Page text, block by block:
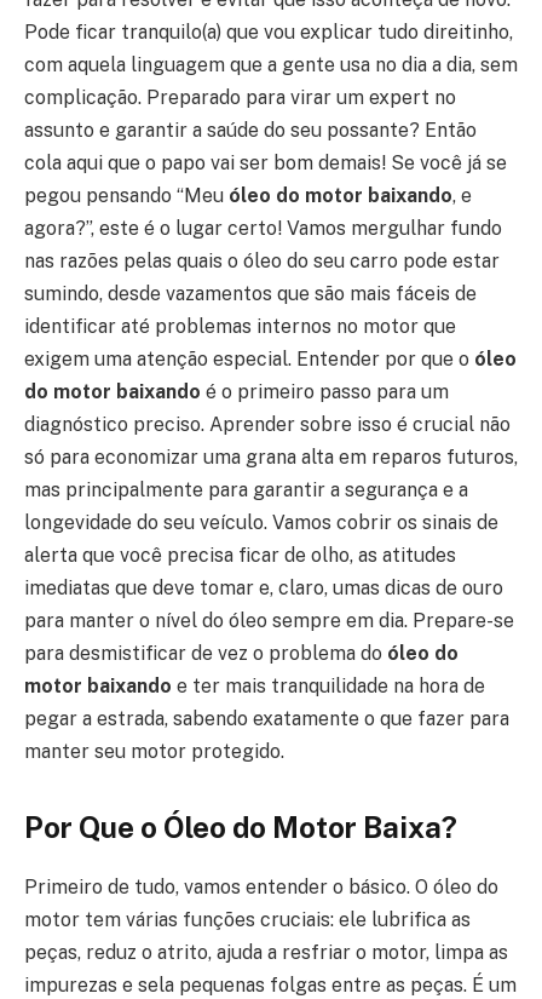
Pode ficar tranquilo(a) que vou explicar tudo direitinho,
com aquela linguagem que a gente usa no dia a dia, sem
complicação. Preparado para virar um expert no
assunto e garantir a saúde do seu possante? Então
cola aqui que o papo vai ser bom demais! Se você já se
pegou pensando “Meu óleo do motor baixando, e
agora?”, este é o lugar certo! Vamos mergulhar fundo
nas razões pelas quais o óleo do seu carro pode estar
sumindo, desde vazamentos que são mais fáceis de
identificar até problemas internos no motor que
exigem uma atenção especial. Entender por que o óleo
do motor baixando é o primeiro passo para um
diagnóstico preciso. Aprender sobre isso é crucial não
só para economizar uma grana alta em reparos futuros,
mas principalmente para garantir a segurança e a
longevidade do seu veículo. Vamos cobrir os sinais de
alerta que você precisa ficar de olho, as atitudes
imediatas que deve tomar e, claro, umas dicas de ouro
para manter o nível do óleo sempre em dia. Prepare-se
para desmistificar de vez o problema do óleo do
motor baixando e ter mais tranquilidade na hora de
pegar a estrada, sabendo exatamente o que fazer para
manter seu motor protegido.
Por Que o Óleo do Motor Baixa?
Primeiro de tudo, vamos entender o básico. O óleo do
motor tem várias funções cruciais: ele lubrifica as
peças, reduz o atrito, ajuda a resfriar o motor, limpa as
impurezas e sela pequenas folgas entre as peças. É um